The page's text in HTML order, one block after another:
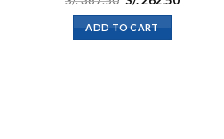
ADD TO CART